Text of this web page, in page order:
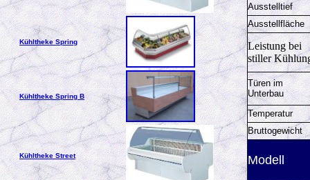
Kühltheke Spring
Kühltheke Spring B
Kühltheke Street
Ausstelltief
Ausstellfläche
Leistung bei
stiller
Türen im
Unterbau
Temperatur
Bruttogewicht
Modell